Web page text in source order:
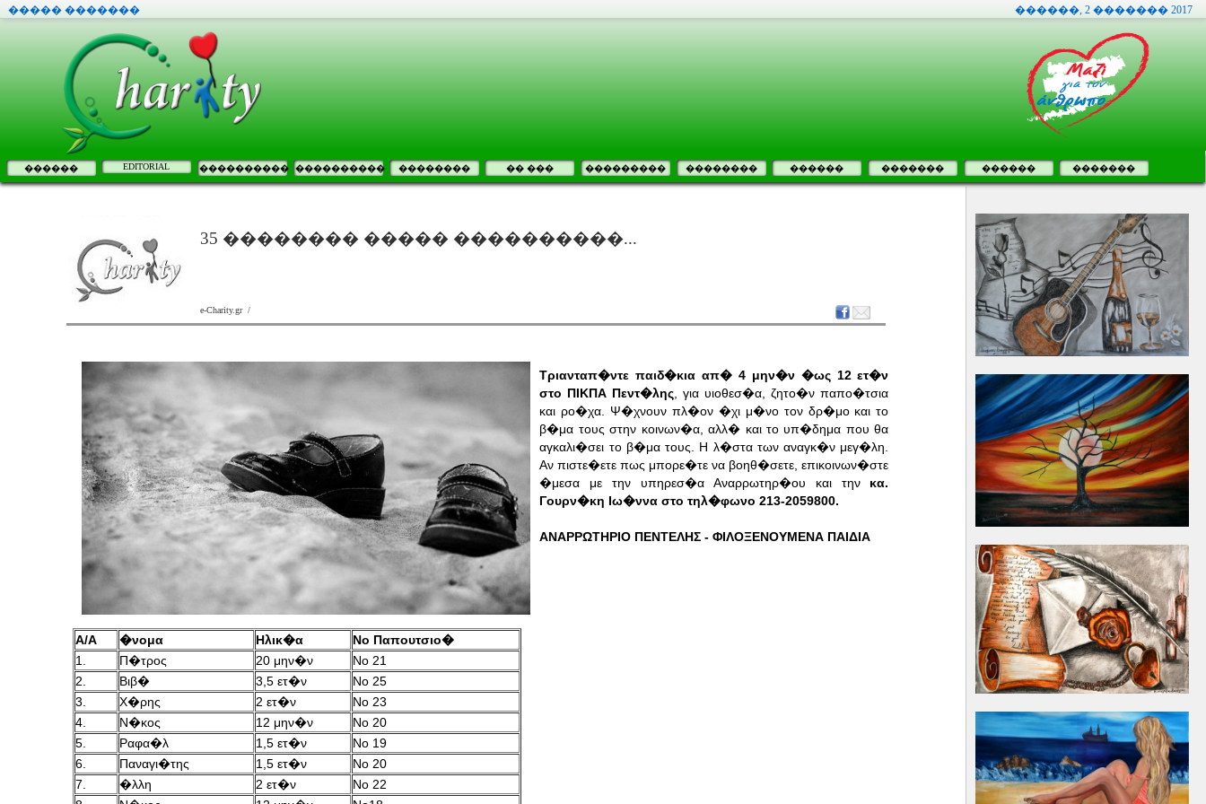
����� ������� ������, 2 ������� 2017
������ EDITORIAL ���������� ���������� �������� �� ��� ��������� �������� ������ ������� ������ �������
35 �������� ����� ����������...
e-Charity.gr /
Τριανταπ�ντε παιδ�κια απ� 4 μην�ν �ως 12 ετ�ν
στο ΠΙΚΠΑ Πεντ�λης , για υιοθεσ�α, ζητο�ν παπο�τσια
και ρο�χα. Ψ�χνουν πλ�ον �χι μ�νο τον δρ�μο και το
β�μα τους στην κοινων�α, αλλ� και το υπ�δημα που θα
αγκαλι�σει το β�μα τους. Η λ�στα των αναγκ�ν μεγ�λη.
Αν πιστε�ετε πως μπορε�τε να βοηθ�σετε, επικοινων�στε
�μεσα με την υπηρεσ�α Αναρρωτηρ�ου και την κα.
Γουρν�κη Ιω�ννα στο τηλ�φωνο 213-2059800.
ΑΝΑΡΡΩΤΗΡΙΟ ΠΕΝΤΕΛΗΣ - ΦΙΛΟΞΕΝΟΥΜΕΝΑ ΠΑΙΔΙΑ
Α/Α �νομα Ηλικ�α
Νο Παπουτσιο�
1.
Π�τρος 20 μην�ν
No 21
2.
Βιβ� 3,5 ετ�ν
No 25
3.
Χ�ρης 2 ετ�ν
Νο 23
4.
Ν�κος 12 μην�ν
Νο 20
5.
Ραφα�λ 1,5 ετ�ν
Νο 19
6.
Παναγι�της 1,5 ετ�ν
Νο 20
7.
�λλη 2 ετ�ν
Νο 22